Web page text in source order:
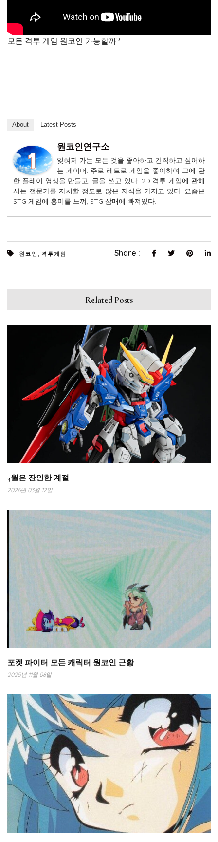
모든 격투 게임 원코인 가능할까?
About Latest Posts
원코인연구소
잊혀저 가는 모든 것을 좋아하고 간직하고 싶어하
는 게이머. 주로 레트로 게임을 좋아하여 그에 관
한 플레이 영상을 만들고, 글을 쓰고 있다. 2D 격투 게임에 관해
서는 전문가를 자처할 정도로 많은 지식을 가지고 있다. 요즘은
STG 게임에 흥미를 느껴, STG 삼매에 빠져있다.
원코인 격투게임 Share :
Related Posts
3월은 잔인한 계절
2026년 03월 12일
포켓 파이터 모든 캐릭터 원코인 근황
2025년 11월 08일